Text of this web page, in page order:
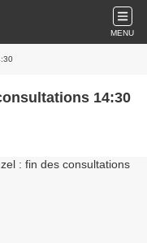
MENU
: fin des consultations 14:30